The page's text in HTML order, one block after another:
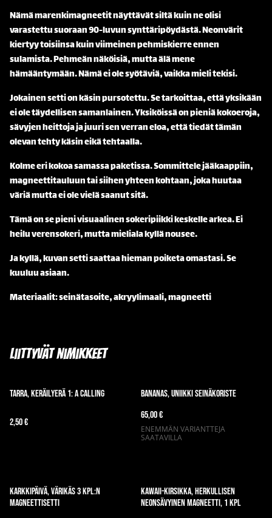
Nämä marenkimagneetit näyttävät siltä kuin ne olisi
varastettu suoraan 90-luvun synttäripöydästä. Neonvärit
kiertyy toisiinsa kuin viimeinen pehmiskierre ennen
sulamista. Pehmeän näköisiä, mutta älä mene
hämääntymään. Nämä ei ole syötäviä, vaikka mieli tekisi.
Jokainen setti on käsin pursotettu. Se tarkoittaa, että yksikään
ei ole täydellisen samanlainen. Yksiköissä on pieniä kokoeroja,
sävyjen heittoja ja juuri sen verran eloa, että tiedät tämän
olevan tehty käsin eikä tehtaalla.
Kolme eri kokoa samassa paketissa. Sommittele jääkaappiin,
magneettitauluun tai siihen yhteen kohtaan, joka huutaa
väriä mutta ei ole vielä saanut sitä.
Tämä on se pieni visuaalinen sokeripiikki keskelle arkea. Ei
heilu verensokeri, mutta mieliala kyllä nousee.
Ja kyllä, kuvan setti saattaa hieman poiketa omastasi. Se
kuuluu asiaan.
Materiaalit: seinätasoite, akryylimaali, magneetti
Liittyvät nimikkeet
Tarra, keräilyerä 1: A calling
2,50 €
Bananas, uniikki seinäkoriste
65,00 €
ENEMMÄN VARIANTTEJA
SAATAVILLA
Karkkipäivä, värikäs 3 kpl:n
magneettisetti
Kawaii-kirsikka, herkullisen
neonsävyinen magneetti, 1 kpl